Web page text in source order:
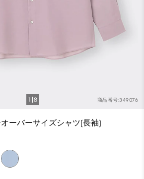
商品番号:349076
1 8
ーバーサイズシャツ(長袖)